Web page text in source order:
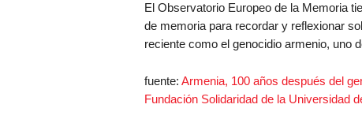
El Observatorio Europeo de la Memoria
de memoria para recordar y reflexionar
reciente como el genocidio armenio, uno
fuente: Armenia, 100 años después del
Fundación Solidaridad de la Universidad